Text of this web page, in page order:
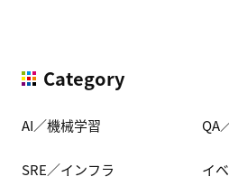
Category
AI／機械学習 QA
SRE／インフラ イ